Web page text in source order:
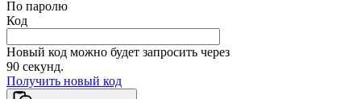
По паролю
Код
Новый код можно будет запросить через
90 секунд.
Получить новый код